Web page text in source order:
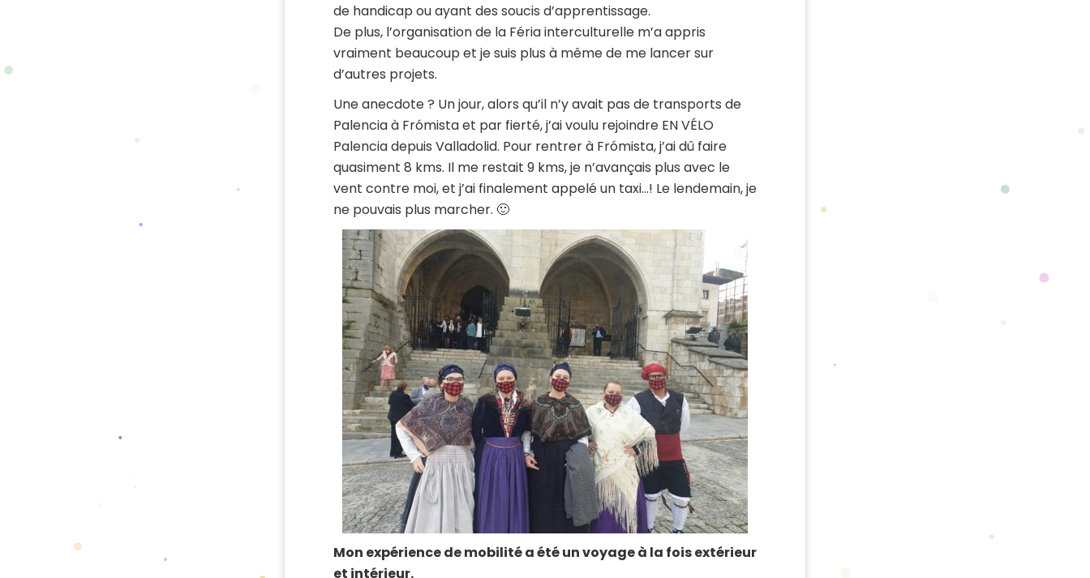
de handicap ou ayant des soucis d’apprentissage.
De plus, l’organisation de la Féria interculturelle m’a appris
vraiment beaucoup et je suis plus à même de me lancer sur
d’autres projets.
Une anecdote ? Un jour, alors qu’il n’y avait pas de transports de
Palencia à Frómista et par fierté, j’ai voulu rejoindre EN VÉLO
Palencia depuis Valladolid. Pour rentrer à Frómista, j’ai dû faire
quasiment 8 kms. Il me restait 9 kms, je n’avançais plus avec le
vent contre moi, et j’ai finalement appelé un taxi…! Le lendemain, je
ne pouvais plus marcher. 🙂
Mon expérience de mobilité a été un voyage à la fois extérieur
et intérieur.